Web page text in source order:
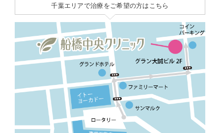
千葉エリアで治療をご希望の方はこちら